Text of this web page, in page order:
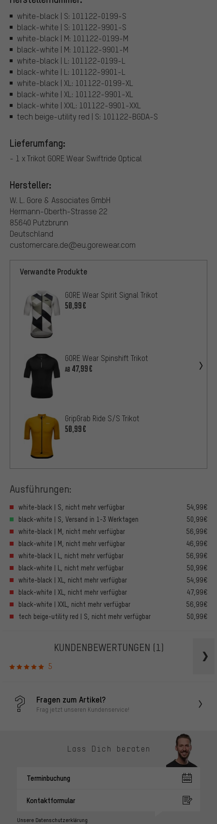
white-black | S: 101122-0199-S
black-white | S: 101122-9901-S
white-black | M: 101122-0199-M
black-white | M: 101122-9901-M
white-black | L: 101122-0199-L
black-white | L: 101122-9901-L
white-black | XL: 101122-0199-XL
black-white | XL: 101122-9901-XL
black-white | XXL: 101122-9901-XXL
tech beige-utility red | S: 101122-BGDA-S
Lieferumfang:
- 1 x Trikot GORE Wear Swiftride Optical
Hersteller:
W. L. Gore & Associates GmbH
Hermann-Oberth-Strasse 22
85640 Putzbrunn
Deutschland
customercare.de@eu.gorewear.com
Verwandte Produkte
GORE Wear Spirit Signal Trikot
50,99€
GORE Wear Spinshift Trikot
AB 47,99€
GripGrab Ride S/S Trikot
50,99€
Ausführungen:
white-black | S, nicht mehr verfügbar
54,99€
black-white | S, Versand in 1-3 Werktagen
50,99€
white-black | M, nicht mehr verfügbar
56,99€
black-white | M, nicht mehr verfügbar
46,99€
white-black | L, nicht mehr verfügbar
56,99€
black-white | L, nicht mehr verfügbar
50,99€
white-black | XL, nicht mehr verfügbar
54,99€
black-white | XL, nicht mehr verfügbar
47,99€
black-white | XXL, nicht mehr verfügbar
56,99€
tech beige-utility red | S, nicht mehr verfügbar
50,99€
KUNDENBEWERTUNGEN (1)
5
Fragen zum Artikel?
Frag jetzt unseren Kundenservice!
Lass Dich beraten
Terminbuchung
Kontaktformular
Unsere Datenschutzerklärung